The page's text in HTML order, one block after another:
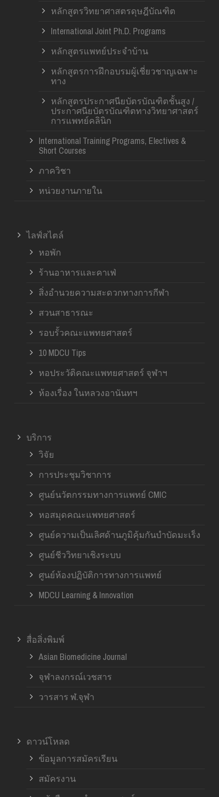
หลักสูตรวิทยาศาสตรดุษฎีบัณฑิต
International Joint Ph.D. Programs
หลักสูตรแพทย์ประจำบ้าน
หลักสูตรการฝึกอบรมผู้เชี่ยวชาญเฉพาะ
ทาง
หลักสูตรประกาศนียบัตรบัณฑิตชั้นสูง /
ประกาศนียบัตรบัณฑิตทางวิทยาศาสตร์
การแพทย์คลินิก
International Training Programs, Electives &
Short Courses
ภาควิชา
หน่วยงานภายใน
ไลฟ์สไตล์
หอพัก
ร้านอาหารและคาเฟ่
สิ่งอำนวยความสะดวกทางการกีฬา
สวนสาธารณะ
รอบรั้วคณะแพทยศาสตร์
10 MDCU Tips
หอประวัติคณะแพทยศาสตร์ จุฬาฯ
ห้องเรื่อง ในหลวงอานันทฯ
บริการ
วิจัย
การประชุมวิชาการ
ศูนย์นวัตกรรมทางการแพทย์ CMIC
หอสมุดคณะแพทยศาสตร์
ศูนย์ความเป็นเลิศด้านภูมิคุ้มกันบำบัดมะเร็ง
ศูนย์ชีววิทยาเชิงระบบ
ศูนย์ห้องปฏิบัติการทางการแพทย์
MDCU Learning & Innovation
สื่อสิ่งพิมพ์
Asian Biomedicine Journal
จุฬาลงกรณ์เวชสาร
วารสาร ฬ.จุฬา
ดาวน์โหลด
ข้อมูลการสมัครเรียน
สมัครงาน